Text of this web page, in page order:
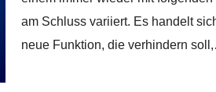
am Schluss variiert. Es handelt
neue Funktion, die verhindern